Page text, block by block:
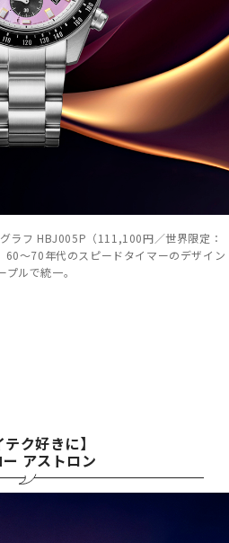
ラフ HBJ005P（111,100円／世界限定：
～70年代のスピードタイマーのデザイン
ルで統一。
テク好きに】
アストロン